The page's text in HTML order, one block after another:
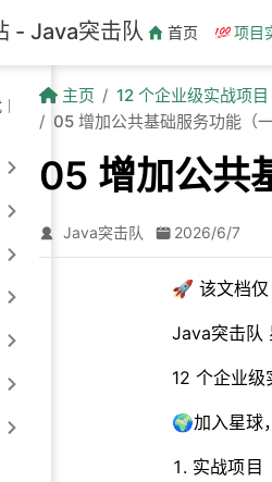
- Java突击队 首页 项目
主页 12 个企业级实战项
05 增加公共基础服务功能（一
05 增加公共
Java突击队 2026/6/7
🚀 该文档
Java突击队
12 个企业级
🌍加入星球
实战项目